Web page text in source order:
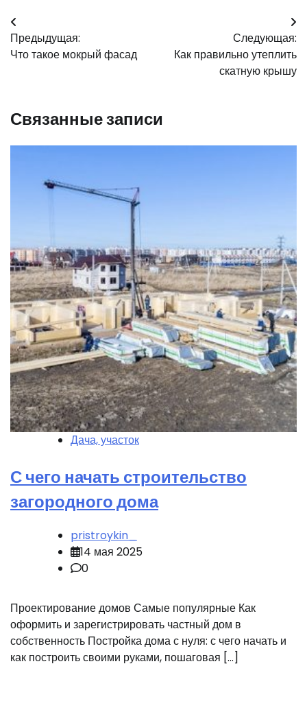
Навигация
по
Предыдущая:
Что такое мокрый фасад
Следующая:
Как правильно утеплить
скатную крышу
Связанные записи
Дача, участок
С чего начать строительство
загородного дома
pristroykin_
14 мая 2025
0
Проектирование домов Самые популярные Как
оформить и зарегистрировать частный дом в
собственность Постройка дома с нуля: с чего начать и
как построить своими руками, пошаговая […]